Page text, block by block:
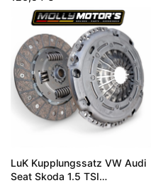
LuK Kupplungssatz VW Audi
Seat Skoda 1.5 TSI